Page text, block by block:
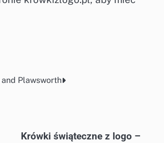
Plawsworth
Krówki świąteczne z logo –